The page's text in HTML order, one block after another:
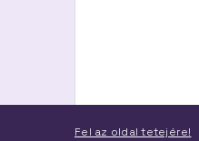
Fel az oldal tetejére!